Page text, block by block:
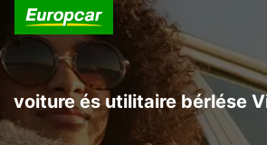
voiture és utilitaire bérlése